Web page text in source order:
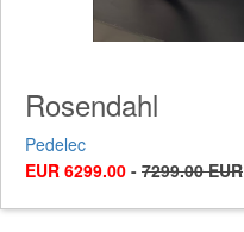
Rosendahl
Pedelec
EUR 6299.00 - 7299.00 EUR